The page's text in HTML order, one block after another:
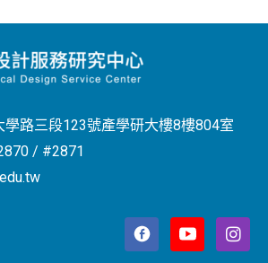
學路三段123號產學研大樓8樓804室
/ #2871